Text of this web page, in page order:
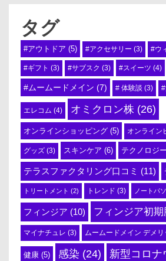
タグ
#アウトドア (5) #アクセサリー (3) #ウ
#ギフト (3) #サブスク (3) #スイーツ (4)
#ムームードメイン (7) # 体験談 (3) #
エレコム (4) オミクロン株 (26)
オンラインショッピング (5) オンライン
グッズ (3) スキンケア (6) テクノロジー
テラスファクタリング口コミ (11)
トリートメント (2) トレンド (3) ノートパ
フィンジア (10) フィンジア初
マイナチュレ (3) ムームードメイン デメリ
健康 (5) 感染 (24) 新型コロナ